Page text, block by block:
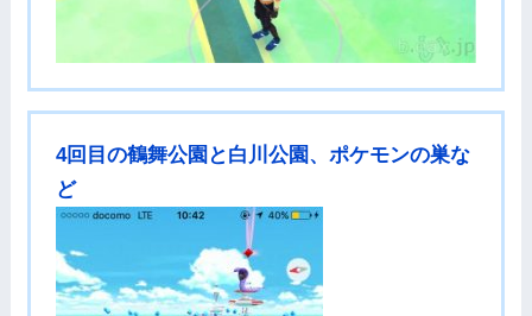
4回目の鶴舞公園と白川公園、ポケモンの巣な
ど